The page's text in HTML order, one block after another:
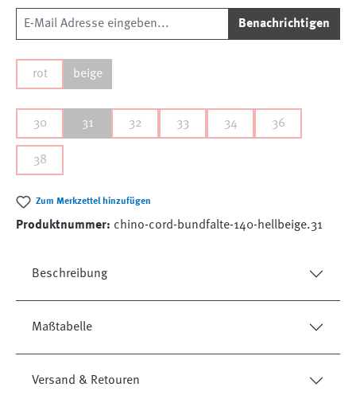
Benachrichtigen
rot beige
30 31 32 33 34 36
38
Zum Merkzettel hinzufügen
Produktnummer: chino-cord-bundfalte-140-hellbeige.31
Beschreibung
Maßtabelle
Versand & Retouren